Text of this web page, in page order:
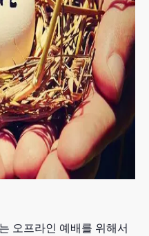
오프라인 예배를 위해서